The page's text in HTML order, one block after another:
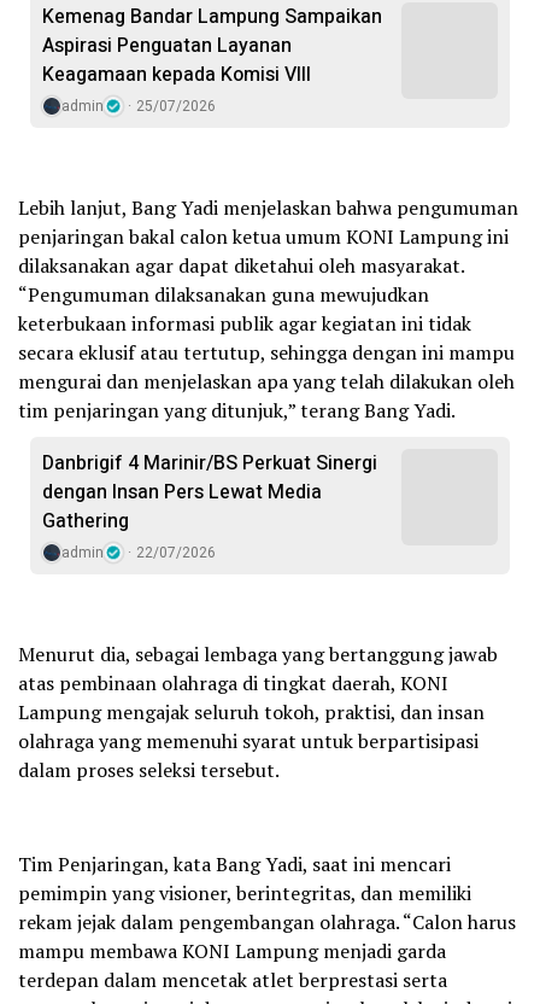
Kemenag Bandar Lampung Sampaikan
Aspirasi Penguatan Layanan
Keagamaan kepada Komisi VIII
admin 25/07/2026
Lebih lanjut, Bang Yadi menjelaskan bahwa pengumuman
penjaringan bakal calon ketua umum KONI Lampung ini
dilaksanakan agar dapat diketahui oleh masyarakat.
“Pengumuman dilaksanakan guna mewujudkan
keterbukaan informasi publik agar kegiatan ini tidak
secara eklusif atau tertutup, sehingga dengan ini mampu
mengurai dan menjelaskan apa yang telah dilakukan oleh
tim penjaringan yang ditunjuk,” terang Bang Yadi.
Danbrigif 4 Marinir/BS Perkuat Sinergi
dengan Insan Pers Lewat Media
Gathering
admin 22/07/2026
Menurut dia, sebagai lembaga yang bertanggung jawab
atas pembinaan olahraga di tingkat daerah, KONI
Lampung mengajak seluruh tokoh, praktisi, dan insan
olahraga yang memenuhi syarat untuk berpartisipasi
dalam proses seleksi tersebut.
Tim Penjaringan, kata Bang Yadi, saat ini mencari
pemimpin yang visioner, berintegritas, dan memiliki
rekam jejak dalam pengembangan olahraga. “Calon harus
mampu membawa KONI Lampung menjadi garda
terdepan dalam mencetak atlet berprestasi serta